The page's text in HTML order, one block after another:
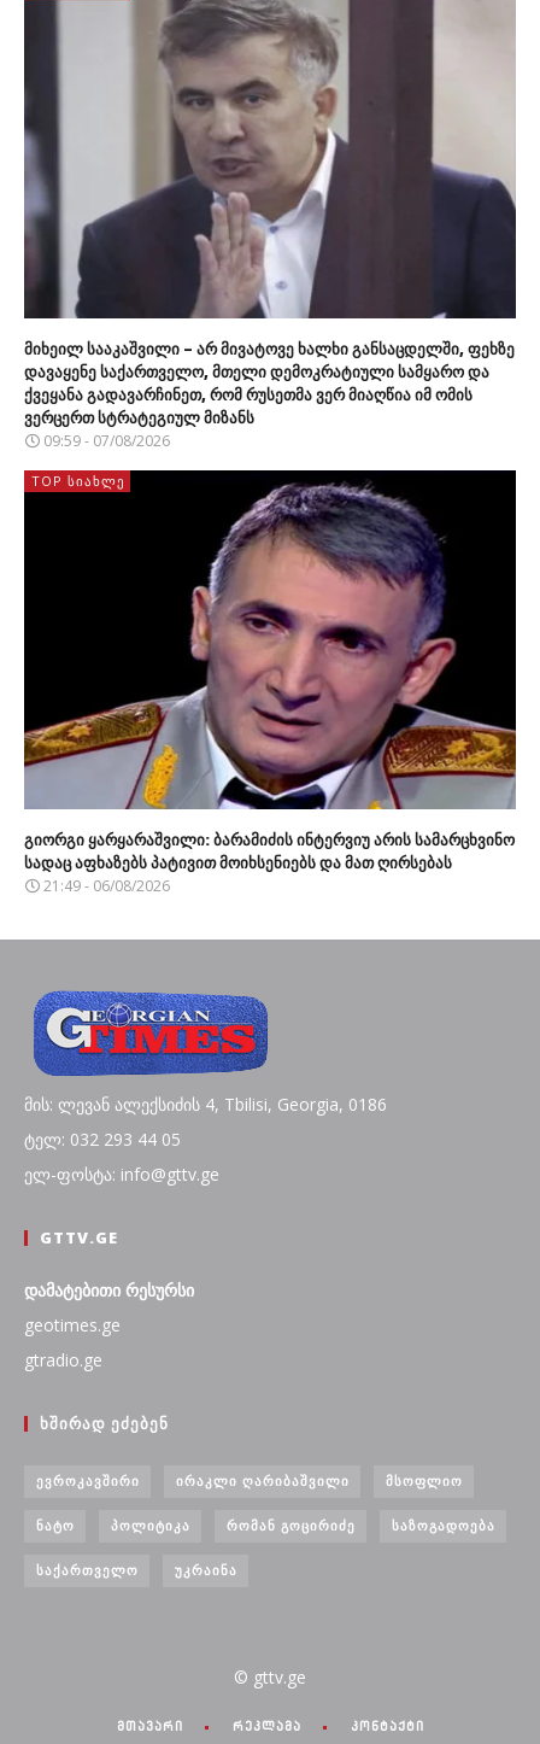
მიხეილ სააკაშვილი – არ მივატოვე ხალხი განსაცდელში, ფეხზე
დავაყენე საქართველო, მთელი დემოკრატიული სამყარო და
ქვეყანა გადავარჩინეთ, რომ რუსეთმა ვერ მიაღწია იმ ომის
ვერცერთ სტრატეგიულ მიზანს
09:59 - 07/08/2026
TOP ᲡᲘᲐᲮᲚᲔ
გიორგი ყარყარაშვილი: ბარამიძის ინტერვიუ არის სამარცხვინო
სადაც აფხაზებს პატივით მოიხსენიებს და მათ ღირსებას
21:49 - 06/08/2026
მის: ლევან ალექსიძის 4, Tbilisi, Georgia, 0186
ტელ: 032 293 44 05
ელ-ფოსტა: info@gttv.ge
GTTV.GE
დამატებითი რესურსი
geotimes.ge
gtradio.ge
ᲮᲨᲘᲠᲐᲓ ᲔᲫᲔᲑᲔᲜ
ᲔᲕᲠᲝᲙᲐᲕᲨᲘᲠᲘ ᲘᲠᲐᲙᲚᲘ ᲦᲐᲠᲘᲑᲐᲨᲕᲘᲚᲘ ᲛᲡᲝᲤᲚᲘᲝ
ᲜᲐᲢᲝ ᲞᲝᲚᲘᲢᲘᲙᲐ ᲠᲝᲛᲐᲜ ᲒᲝᲪᲘᲠᲘᲫᲔ ᲡᲐᲖᲝᲒᲐᲓᲝᲔᲑᲐ
ᲡᲐᲥᲐᲠᲗᲕᲔᲚᲝ ᲣᲙᲠᲐᲘᲜᲐ
© gttv.ge
მთავარი რეკლამა კონტაქტი